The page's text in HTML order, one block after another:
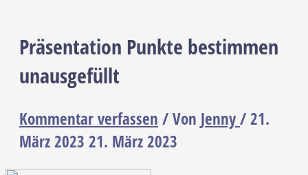
Präsentation Punkte bestimmen
unausgefüllt
Kommentar verfassen / Von Jenny/21.
März 2023 21. März 2023